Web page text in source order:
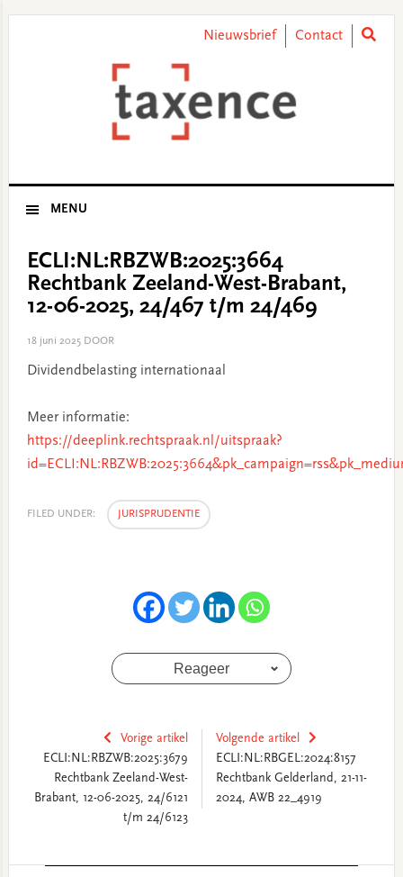
Nieuwsbrief Contact
MENU
ECLI:NL:RBZWB:2025:3664
Rechtbank Zeeland-West-Brabant,
12-06-2025, 24/467 t/m 24/469
18 juni 2025DOOR
Dividendbelasting internationaal
Meer informatie:
https://deeplink.rechtspraak.nl/uitspraak?
FILED UNDER: JURISPRUDENTIE
Reageer
Vorige artikel
ECLI:NL:RBZWB:2025:3679
Rechtbank Zeeland-West-
Brabant, 12-06-2025, 24/6121
t/m 24/6123
Volgende artikel
ECLI:NL:RBGEL:2024:8157
Rechtbank Gelderland, 21-11-
2024, AWB 22_4919